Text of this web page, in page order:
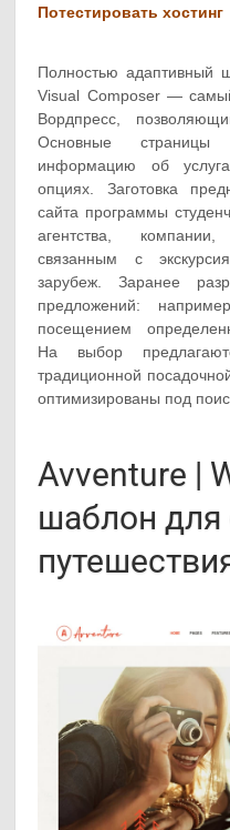
Потестировать хостинг
Полностью адаптивный
Visual Composer —
Вордпресс,
Основные
информацию об
опциях. Заготовка
сайта программы
агентства,
связанным с
зарубеж. Заранее
предложений:
посещением
На выбор
традиционной
оптимизированы под
Avventure |
шаблон для